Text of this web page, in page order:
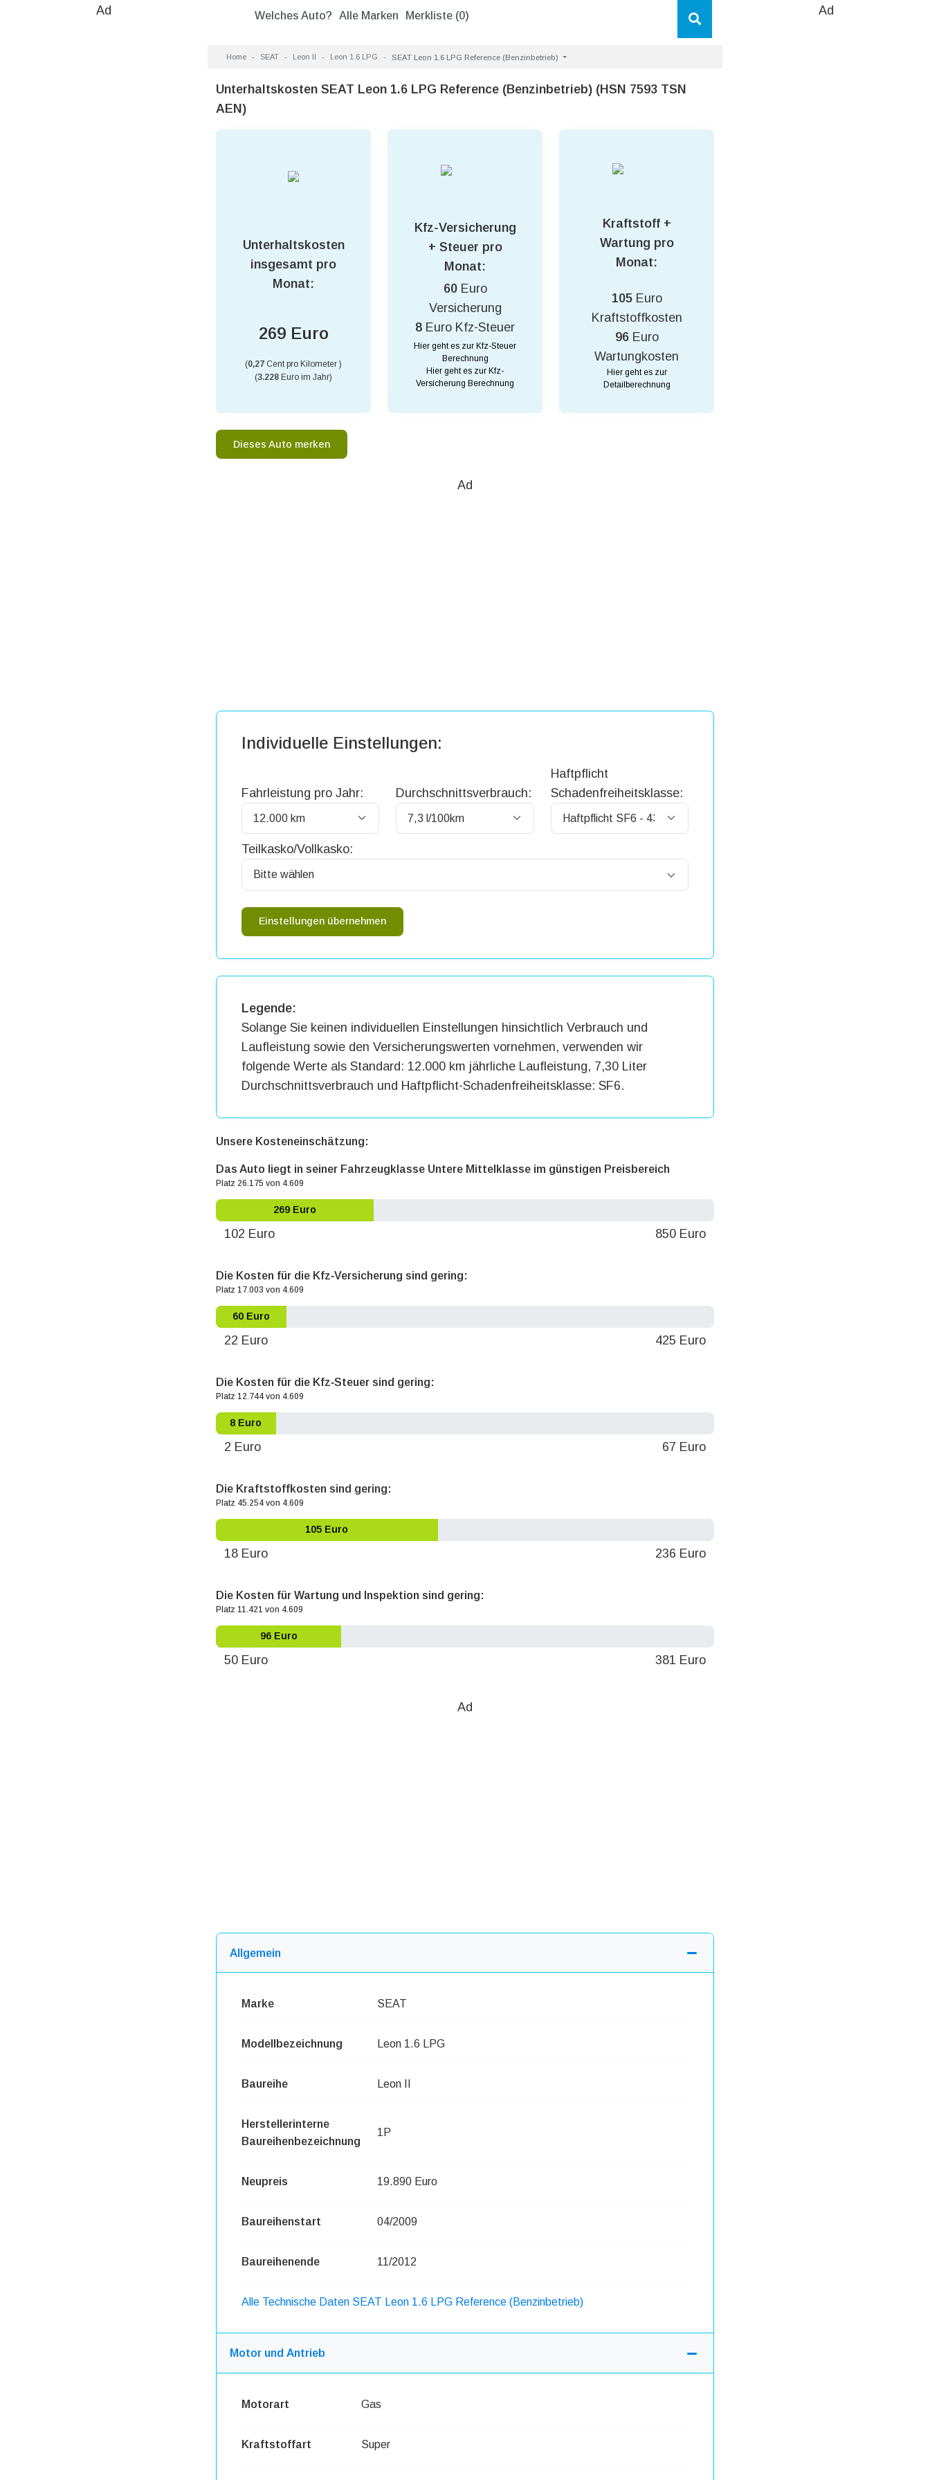
Welches Auto? Alle Marken Merkliste (0)
Ad Ad
Home SEAT Leon II Leon 1.6 LPG SEAT Leon 1.6 LPG Reference (Benzinbetrieb)
Unterhaltskosten SEAT Leon 1.6 LPG Reference (Benzinbetrieb) (HSN 7593 TSN
AEN)
Unterhaltskosten
insgesamt pro
Monat:
269 Euro
(0,27 Cent pro Kilometer )
(3.228 Euro im Jahr)
Kfz-Versicherung
+ Steuer pro
Monat:
60 Euro
Versicherung
8 Euro Kfz-Steuer
Hier geht es zur Kfz-Steuer
Berechnung
Hier geht es zur Kfz-
Versicherung Berechnung
Kraftstoff +
Wartung pro
Monat:
105 Euro
Kraftstoffkosten
96 Euro
Wartungkosten
Hier geht es zur
Detailberechnung
Dieses Auto merken
Ad
Individuelle Einstellungen:
Fahrleistung pro Jahr: Durchschnittsverbrauch:
Haftpflicht
Schadenfreiheitsklasse:
Teilkasko/Vollkasko:
Einstellungen übernehmen
Legende:
Solange Sie keinen individuellen Einstellungen hinsichtlich Verbrauch und
Laufleistung sowie den Versicherungswerten vornehmen, verwenden wir
folgende Werte als Standard: 12.000 km jährliche Laufleistung, 7,30 Liter
Durchschnittsverbrauch und Haftpflicht-Schadenfreiheitsklasse: SF6.
Unsere Kosteneinschätzung:
Das Auto liegt in seiner Fahrzeugklasse Untere Mittelklasse im günstigen Preisbereich
Platz 26.175 von 4.609
269 Euro
102 Euro 850 Euro
Die Kosten für die Kfz‐Versicherung sind gering:
Platz 17.003 von 4.609
60 Euro
22 Euro 425 Euro
Die Kosten für die Kfz‐Steuer sind gering:
Platz 12.744 von 4.609
8 Euro
2 Euro 67 Euro
Die Kraftstoffkosten sind gering:
Platz 45.254 von 4.609
105 Euro
18 Euro 236 Euro
Die Kosten für Wartung und Inspektion sind gering:
Platz 11.421 von 4.609
96 Euro
50 Euro 381 Euro
Ad
Allgemein
Marke SEAT
Modellbezeichnung Leon 1.6 LPG
Baureihe Leon II
Herstellerinterne
Baureihenbezeichnung
1P
Neupreis 19.890 Euro
Baureihenstart 04/2009
Baureihenende 11/2012
Alle Technische Daten SEAT Leon 1.6 LPG Reference (Benzinbetrieb)
Motor und Antrieb
Motorart Gas
Kraftstoffart Super